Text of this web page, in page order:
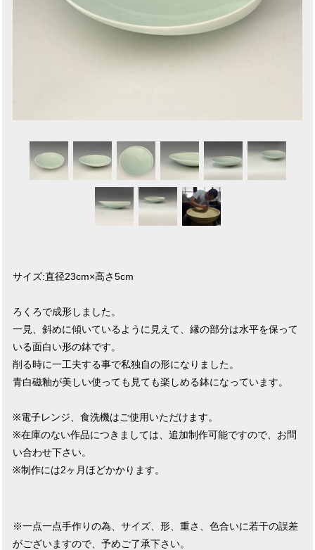
サイズ:直径23cm×高さ5cm
ろくろで成形しました。
一見、斜めに傾いているように見えて、縁の部分は水平を保って
いる面白い形の鉢です。
削る時に一工夫する事で私独自の形になりました。
青白磁釉が美しい使っても見ても楽しめる鉢になっています。
※電子レンジ、食洗機はご使用いただけます。
※在庫のない作品につきましては、追加制作可能ですので、お問
い合わせ下さい。
※制作には2ヶ月ほどかかります。
※一点一点手作りの為、サイズ、形、重さ、色合いに若干の誤差
がございますので、予めご了承下さい。